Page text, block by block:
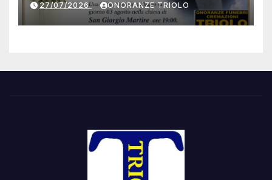
27/07/2026 ONORANZE TRIOLO